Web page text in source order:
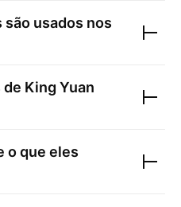
usados nos
de King Yuan
o que eles